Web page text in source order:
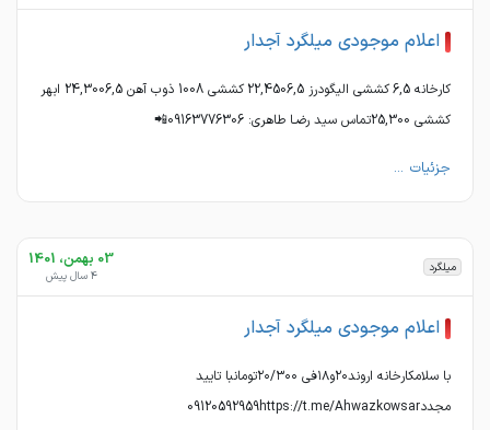
اعلام موجودی میلگرد آجدار
کارخانه 6,5 کششی الیگودرز 22,4506,5 کششی 1008 ذوب آهن 24,3006,5 ابهر
کششی 25,300تماس سید رضـا طاهری: 09163776306📲
جزئیات ...
میلگرد 03 بهمن، 1401
4 سال پیش
اعلام موجودی میلگرد آجدار
با سلامکارخانه اروند۲۰و۱۸فی ۲۰/۳۰۰تومانبا تایید
مجدد09120592959https://t.me/Ahwazkowsar